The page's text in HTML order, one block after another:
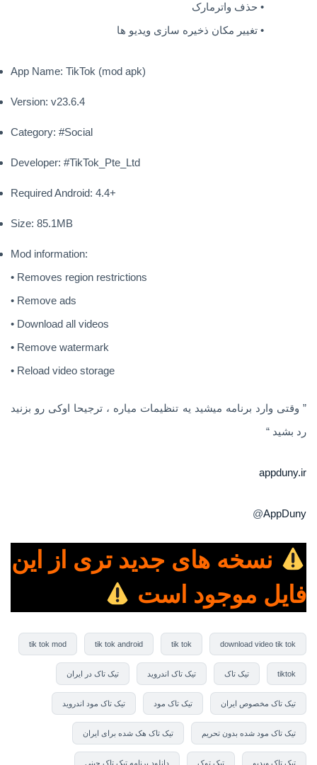
• حذف واترمارک
• تغییر مکان ذخیره سازی ویدیو ها
App Name: TikTok (mod apk)
Version: v23.6.4
Category: #Social
Developer: #TikTok_Pte_Ltd
Required Android: 4.4+
Size: 85.1MB
Mod information:
• Removes region restrictions
• Remove ads
• Download all videos
• Remove watermark
• Reload video storage
” وقتی وارد برنامه میشید یه تنظیمات میاره ، ترجیحا اوکی رو بزنید
رد بشید “
appduny.ir
AppDuny
@
نسخه های جدید تری از این
فایل موجود است
download video tik tok
tik tok
tik tok android
tik tok mod
tiktok تیک تاک تیک تاک اندروید تیک تاک در ایران
تیک تاک مخصوص ایران تیک تاک مود تیک تاک مود اندروید
تیک تاک مود شده بدون تحریم تیک تاک هک شده برای ایران
تیک تاک ویدیو تیک توک دانلود برنامه تیک تاک چینی